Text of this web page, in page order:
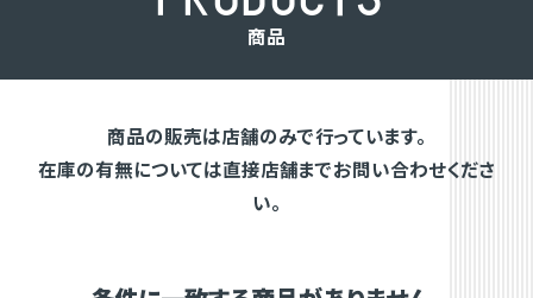
商品
商品の販売は店舗のみで行っています。
在庫の有無については直接店舗までお問い合わせくださ
い。